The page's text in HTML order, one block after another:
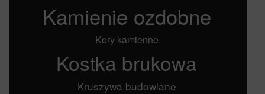
Kamienie ozdobne
Kory kamienne
Kostka brukowa
Kruszywa budowlane